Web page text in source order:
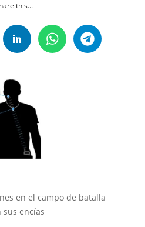
this...
en el campo de batalla
encías